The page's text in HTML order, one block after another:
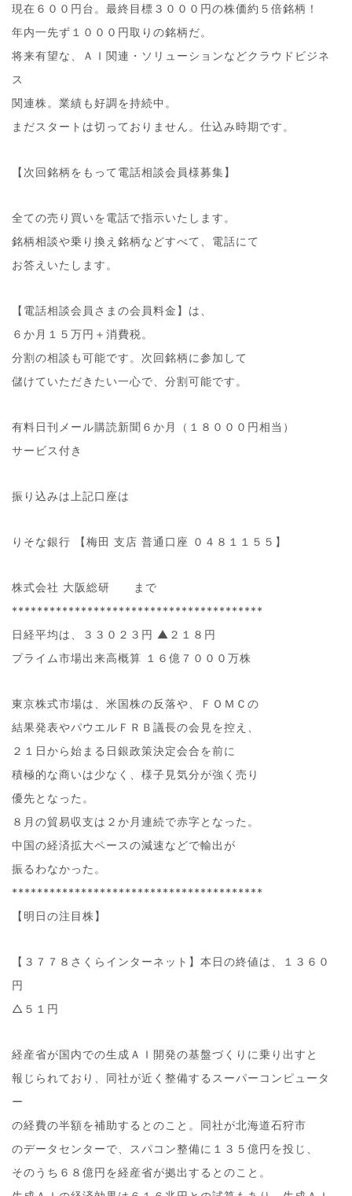
現在６００円台。最終目標３０００円の株価約５倍銘柄！
年内一先ず１０００円取りの銘柄だ。
将来有望な、ＡＩ関連・ソリューションなどクラウドビジネ
ス
関連株。業績も好調を持続中。
まだスタートは切っておりません。仕込み時期です。
【次回銘柄をもって電話相談会員様募集】
全ての売り買いを電話で指示いたします。
銘柄相談や乗り換え銘柄などすべて、電話にて
お答えいたします。
【電話相談会員さまの会員料金】は、
６か月１５万円＋消費税。
分割の相談も可能です。次回銘柄に参加して
儲けていただきたい一心で、分割可能です。
有料日刊メール購読新聞６か月（１８０００円相当）
サービス付き
振り込みは上記口座は
りそな銀行 【梅田 支店 普通口座 ０４８１１５５】
株式会社 大阪総研 まで
****************************************
日経平均は、３３０２３円 ▲２１８円
プライム市場出来高概算 １６億７０００万株
東京株式市場は、米国株の反落や、ＦＯＭＣの
結果発表やパウエルＦＲＢ議長の会見を控え、
２１日から始まる日銀政策決定会合を前に
積極的な商いは少なく、様子見気分が強く売り
優先となった。
８月の貿易収支は２か月連続で赤字となった。
中国の経済拡大ペースの減速などで輸出が
振るわなかった。
****************************************
【明日の注目株】
【３７７８さくらインターネット】本日の終値は、１３６０
円
△５１円
経産省が国内での生成ＡＩ開発の基盤づくりに乗り出すと
報じられており、同社が近く整備するスーパーコンピュータ
ー
の経費の半額を補助するとのこと。同社が北海道石狩市
のデータセンターで、スパコン整備に１３５億円を投じ、
そのうち６８億円を経産省が拠出するとのこと。